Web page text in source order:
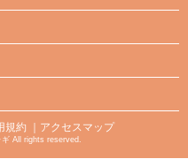
規約 ｜アクセスマップ
All rights reserved.